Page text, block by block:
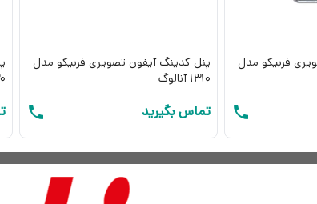
فربیکو مدل
پنل کدینگ آیفون تصویری فربیکو مدل
1310 آنالوگ
تماس بگیرید